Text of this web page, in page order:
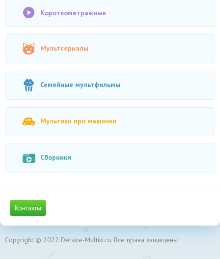
Короткометражные
Мультсериалы
Семейные мультфильмы
Мультики про машинки
Сборники
Контакты
Copyright © 2022 Detskie-Multiki.ru. Все права защищены!